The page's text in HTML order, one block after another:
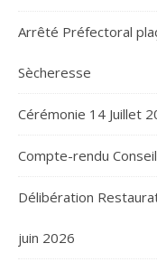
Arrêté Préfectoral
Sècheresse
Cérémonie 14 Juillet
Compte-rendu
Délibération
juin 2026